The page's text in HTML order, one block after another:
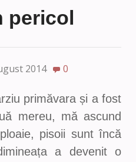
pericol
2014 0
primăvara și a fost
mereu, mă ascund
pisoii sunt încă
a devenit o